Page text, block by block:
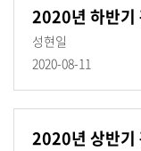
2020년 하반기
성현일
2020-08-11
2020년 상반기